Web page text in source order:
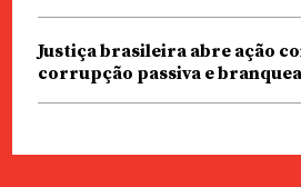
Justiça brasileira abre ação
corrupção passiva e